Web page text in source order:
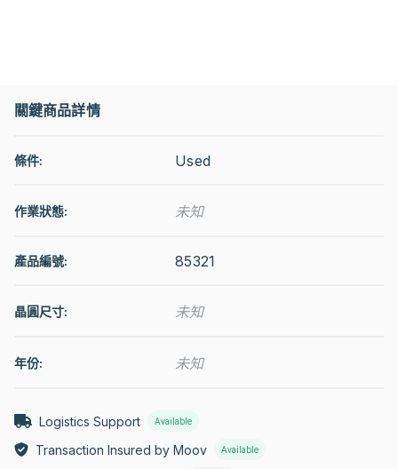
關鍵商品詳情
條件: Used
作業狀態: 未知
產品編號: 85321
晶圓尺寸: 未知
年份: 未知
Logistics Support Available
Transaction Insured by Moov Available